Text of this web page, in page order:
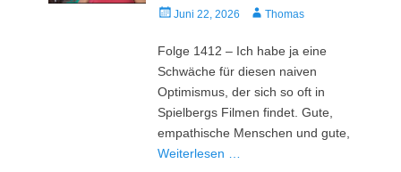
Veröffentlicht
Juni 22, 2026 AutorThomas
Folge 1412 – Ich habe ja eine
Schwäche für diesen naiven
Optimismus, der sich so oft in
Spielbergs Filmen findet. Gute,
empathische Menschen und gute,
Weiterlesen …